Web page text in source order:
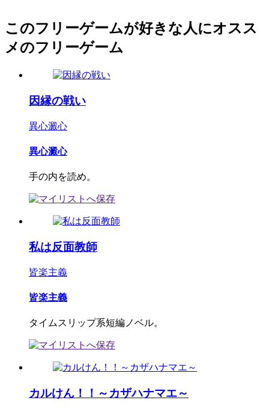
このフリーゲームが好きな人にオスス
メのフリーゲーム
因縁の戦い
異心澱心
異心澱心
手の内を読め。
私は反面教師
皆楽主義
皆楽主義
タイムスリップ系短編ノベル。
カルけん！！～カザハナマエ～